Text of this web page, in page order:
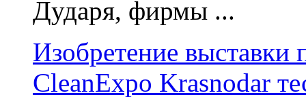
Дударя, фирмы ...
Изобретение
CleanExpo Krasnodar